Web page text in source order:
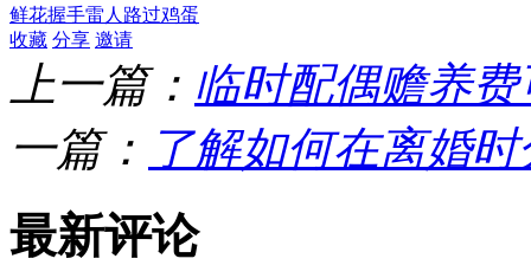
鲜花握手雷人 路过鸡蛋
收藏 分享 邀请
上一篇： 临时配偶赡养
一篇： 了解如何在离婚
最新评论